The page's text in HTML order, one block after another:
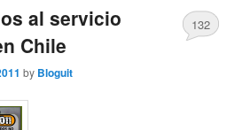
al servicio
Chile
by Bloguit
132